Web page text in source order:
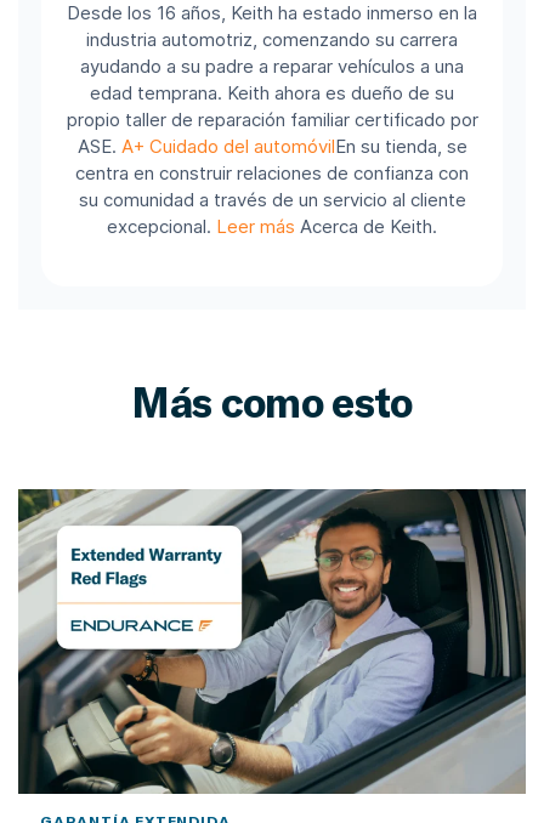
Desde los 16 años, Keith ha estado inmerso en la
industria automotriz, comenzando su carrera
ayudando a su padre a reparar vehículos a una
edad temprana. Keith ahora es dueño de su
propio taller de reparación familiar certificado por
ASE. A+ Cuidado del automóvilEn su tienda, se
centra en construir relaciones de confianza con
su comunidad a través de un servicio al cliente
excepcional. Leer más Acerca de Keith.
Más como esto